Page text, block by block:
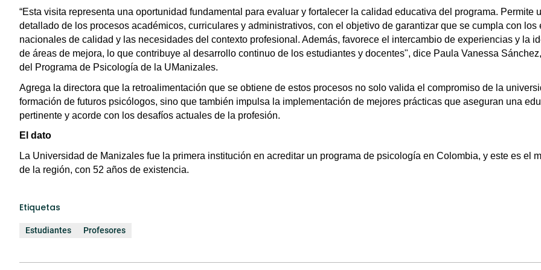
“Esta visita representa una oportunidad fundamental para evaluar y fortalecer la calidad educativa del programa. Permite
detallado de los procesos académicos, curriculares y administrativos, con el objetivo de garantizar que se cumpla con los
nacionales de calidad y las necesidades del contexto profesional. Además, favorece el intercambio de experiencias y la
de áreas de mejora, lo que contribuye al desarrollo continuo de los estudiantes y docentes", dice Paula Vanessa
del Programa de Psicología de la UManizales.
Agrega la directora que la retroalimentación que se obtiene de estos procesos no solo valida el compromiso de la
formación de futuros psicólogos, sino que también impulsa la implementación de mejores prácticas que aseguran una
pertinente y acorde con los desafíos actuales de la profesión.
El dato
La Universidad de Manizales fue la primera institución en acreditar un programa de psicología en Colombia, y este es el
de la región, con 52 años de existencia.
Etiquetas
Estudiantes Profesores